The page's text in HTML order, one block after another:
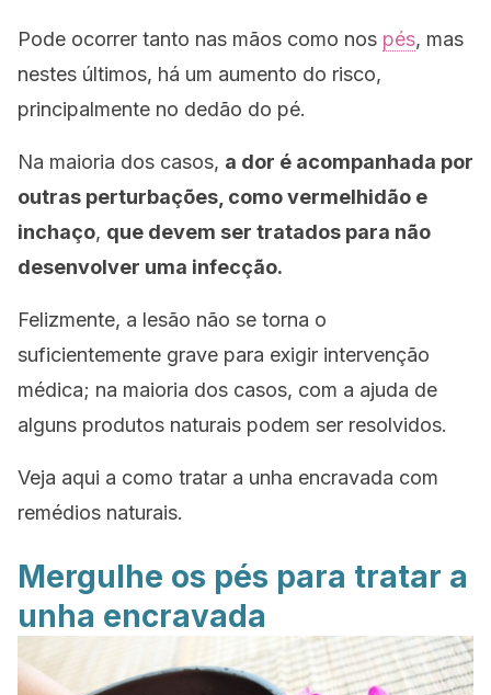
Pode ocorrer tanto nas mãos como nos pés, mas
nestes últimos, há um aumento do risco,
principalmente no dedão do pé.
Na maioria dos casos, a dor é acompanhada por
outras perturbações, como vermelhidão e
inchaço, que devem ser tratados para não
desenvolver uma infecção.
Felizmente, a lesão não se torna o
suficientemente grave para exigir intervenção
médica; na maioria dos casos, com a ajuda de
alguns produtos naturais podem ser resolvidos.
Veja aqui a como tratar a unha encravada com
remédios naturais.
Mergulhe os pés para tratar a
unha encravada